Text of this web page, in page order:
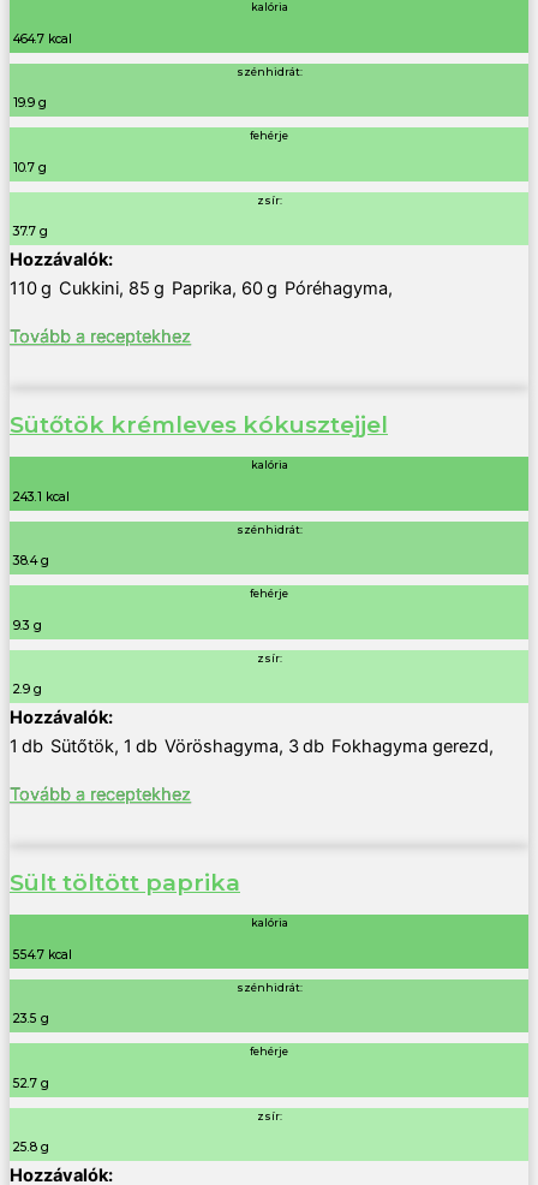
kalória
464.7 kcal
szénhidrát:
19.9 g
fehérje
10.7 g
zsír:
37.7 g
110g Cukkini, 85 g Paprika, 60g Póréhagyma,
Tovább a receptekhez
Sütőtök krémleves kókusztejjel
kalória
243.1 kcal
szénhidrát:
38.4 g
fehérje
9.3 g
zsír:
2.9 g
1 db Sütőtök, 1 db Vöröshagyma, 3db Fokhagyma gerezd,
Tovább a receptekhez
Sült töltött paprika
kalória
554.7 kcal
szénhidrát:
23.5 g
fehérje
52.7 g
zsír:
25.8 g